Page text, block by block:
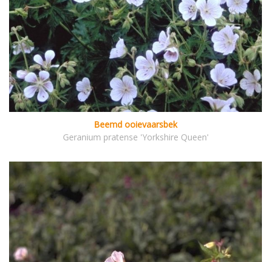
Beemd ooievaarsbek
Geranium pratense 'Yorkshire Queen'